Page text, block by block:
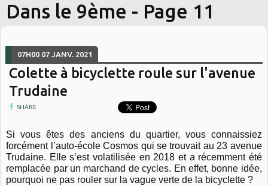
Dans le 9ème - Page 11
07H00 07 JANV. 2021
Colette à bicyclette roule sur l'avenue
Trudaine
SHARE
Si vous êtes des anciens du quartier, vous connaissiez
forcément l’auto-école Cosmos qui se trouvait au 23 avenue
Trudaine. Elle s’est volatilisée en 2018 et a récemment été
remplacée par un marchand de cycles. En effet, bonne idée,
pourquoi ne pas rouler sur la vague verte de la bicyclette ?